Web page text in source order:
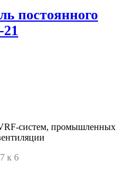
постоянного
cистем, промышленных
к 6